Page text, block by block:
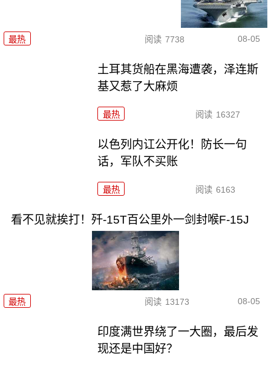
最热 阅读 7738 08-05
土耳其货船在黑海遭袭，泽连斯
基又惹了大麻烦
最热 阅读 16327
以色列内讧公开化！防长一句
话，军队不买账
最热 阅读 6163
看不见就挨打！歼-15T百公里外一剑封喉F-15J
最热 阅读 13173 08-05
印度满世界绕了一大圈，最后发
现还是中国好？